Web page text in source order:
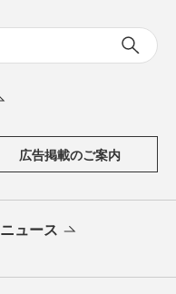
広告掲載のご案内
ニュース